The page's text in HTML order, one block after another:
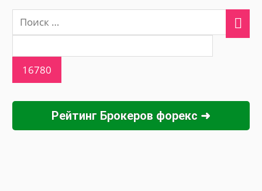
Рейтинг Брокеров форекс ➜